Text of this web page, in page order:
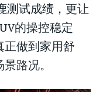
测试成绩，更让
的操控稳定
正做到家用舒
路况。